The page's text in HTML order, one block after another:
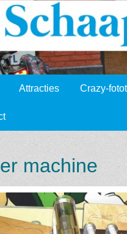
Attracties Crazy-
machine